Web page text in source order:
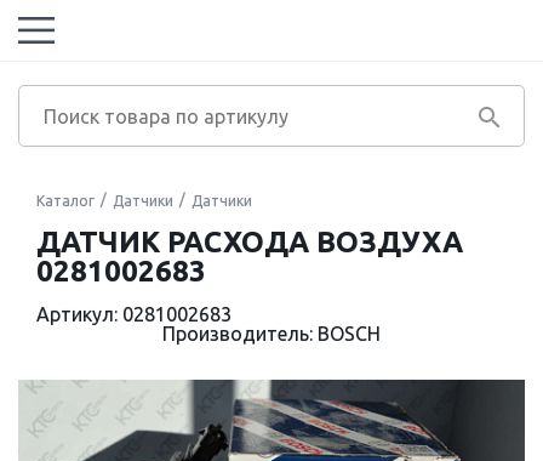
Каталог Датчики Датчики
ДАТЧИК РАСХОДА ВОЗДУХА
0281002683
Артикул: 0281002683
Производитель: BOSCH